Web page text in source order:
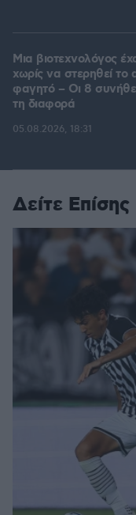
Μια βιοτεχνολόγος
χωρίς να στερηθεί το
φαγητό – Οι 8
τη διαφορά
05.08.2026, 18:31
Δείτε Επίσης